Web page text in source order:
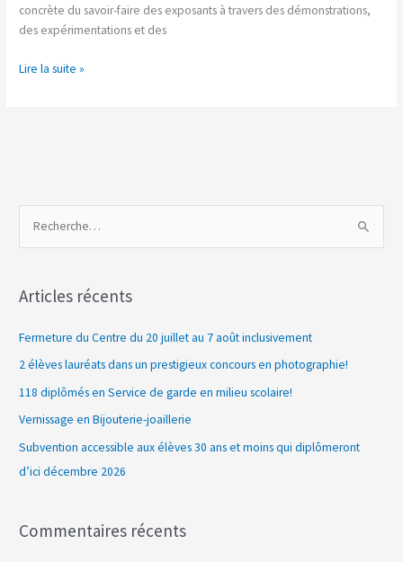
concrète du savoir-faire des exposants à travers des démonstrations,
des expérimentations et des
octobre
Lire la suite »
h
h
e
r
Articles récents
Fermeture du Centre du 20 juillet au 7 août inclusivement
2 élèves lauréats dans un prestigieux concours en photographie!
118 diplômés en Service de garde en milieu scolaire!
Vernissage en Bijouterie-joaillerie
Subvention accessible aux élèves 30 ans et moins qui diplômeront
d’ici décembre 2026
Commentaires récents